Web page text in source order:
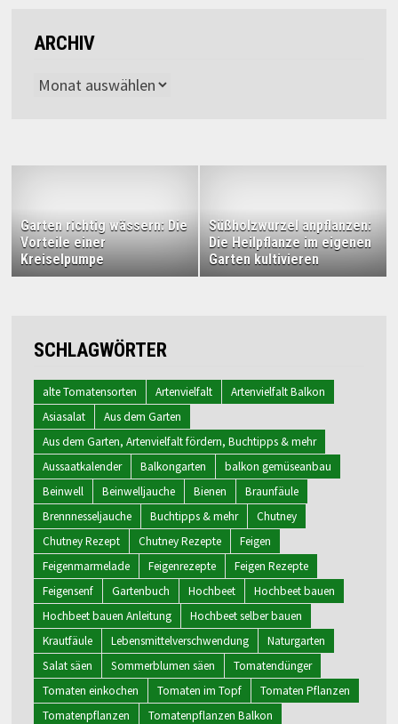
ARCHIV
Archiv
Garten richtig wässern: Die
Vorteile einer
Kreiselpumpe
Süßholzwurzel anpflanzen:
Die Heilpflanze im eigenen
Garten kultivieren
SCHLAGWÖRTER
alte Tomatensorten Artenvielfalt
Artenvielfalt Balkon
Asiasalat
Aus dem Garten
Aus dem Garten, Artenvielfalt fördern, Buchtipps & mehr
Aussaatkalender
Balkongarten
balkon gemüseanbau
Beinwell
Beinwelljauche Bienen
Braunfäule
Brennnesseljauche
Buchtipps & mehr
Chutney
Chutney Rezept
Chutney Rezepte
Feigen
Feigenmarmelade
Feigenrezepte
Feigen Rezepte
Feigensenf
Gartenbuch Hochbeet
Hochbeet bauen
Hochbeet bauen Anleitung
Hochbeet selber bauen
Krautfäule
Lebensmittelverschwendung
Naturgarten
Salat säen
Sommerblumen säen
Tomatendünger
Tomaten einkochen
Tomaten im Topf
Tomaten Pflanzen
Tomatenpflanzen
Tomatenpflanzen Balkon